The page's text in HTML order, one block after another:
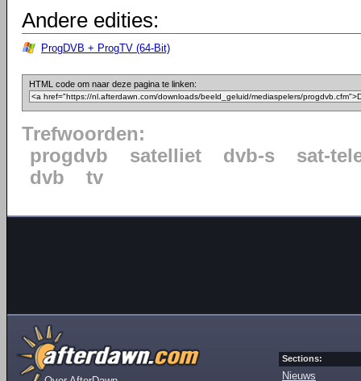
Andere edities:
ProgDVB + ProgTV (64-Bit)
HTML code om naar deze pagina te linken:
Trefwoorden:
progdvb
satelliet dvb-s
sat-
dvb
tv
Sections:
Nieuws